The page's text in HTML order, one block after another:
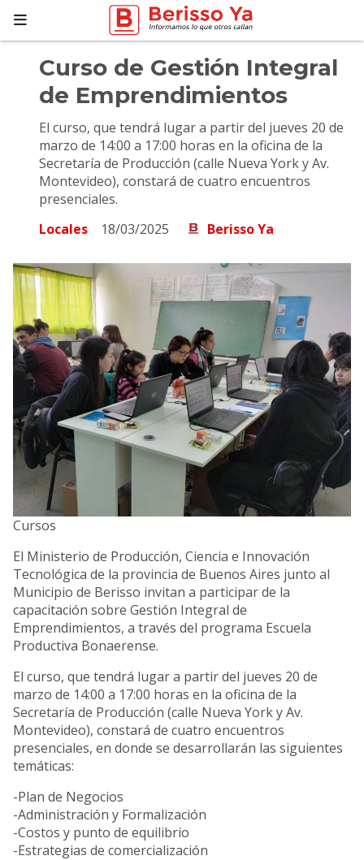
Curso de Gestión Integral
de Emprendimientos
El curso, que tendrá lugar a partir del jueves 20 de
marzo de 14:00 a 17:00 horas en la oficina de la
Secretaría de Producción (calle Nueva York y Av.
Montevideo), constará de cuatro encuentros
presenciales.
Locales
18/03/2025 Berisso Ya
Cursos
El Ministerio de Producción, Ciencia e Innovación
Tecnológica de la provincia de Buenos Aires junto al
Municipio de Berisso invitan a participar de la
capacitación sobre Gestión Integral de
Emprendimientos, a través del programa Escuela
Productiva Bonaerense.
El curso, que tendrá lugar a partir del jueves 20 de
marzo de 14:00 a 17:00 horas en la oficina de la
Secretaría de Producción (calle Nueva York y Av.
Montevideo), constará de cuatro encuentros
presenciales, en donde se desarrollarán las siguientes
temáticas:
-Plan de Negocios
-Administración y Formalización
-Costos y punto de equilibrio
-Estrategias de comercialización